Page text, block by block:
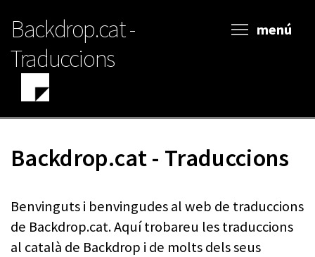
contingut
Backdrop.cat -
Traduccions
menú
Backdrop.cat - Traduccions
Benvinguts i benvingudes al web de traduccions
de Backdrop.cat. Aquí trobareu les traduccions
al català de Backdrop i de molts dels seus